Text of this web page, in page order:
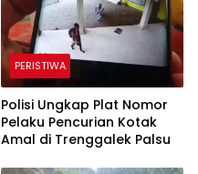
PERISTIWA
Polisi Ungkap Plat Nomor
Pelaku Pencurian Kotak
Amal di Trenggalek Palsu